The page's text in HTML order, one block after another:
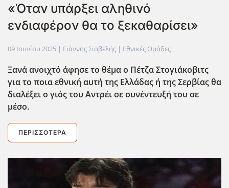
«Όταν υπάρξει αληθινό
ενδιαφέρον θα το ξεκαθαρίσει»
09 Ιουνίου 2025 | Γιάννης Σιαβελής | Εθνικές Ομάδες
Ξανά ανοιχτό άφησε το θέμα ο Πέτζα Στογιάκοβιτς
για το ποια εθνική αυτή της Ελλάδας ή της Σερβίας θα
διαλέξει ο γιός του Αντρέι σε συνέντευξή του σε
μέσο.
ΠΕΡΙΣΣΌΤΕΡΑ